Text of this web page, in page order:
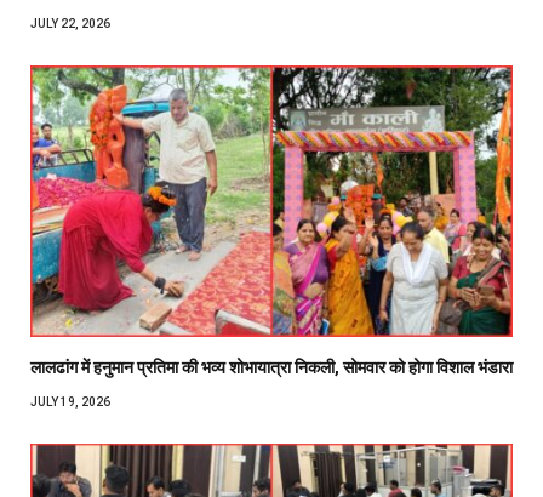
JULY 22, 2026
लालढांग में हनुमान प्रतिमा की भव्य शोभायात्रा निकली, सोमवार को होगा विशाल भंडारा
JULY 19, 2026